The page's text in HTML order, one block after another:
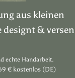
aus kleinen
designt &
echte Handarbeit.
€ kostenlos (DE)